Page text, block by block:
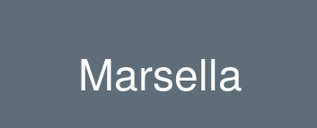
Marsella